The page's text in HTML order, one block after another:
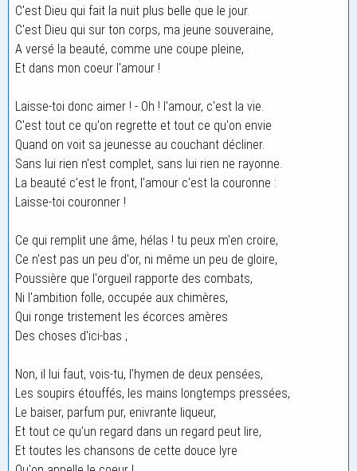
C'est Dieu qui fait la nuit plus belle que le jour.
C'est Dieu qui sur ton corps, ma jeune souveraine,
A versé la beauté, comme une coupe pleine,
Et dans mon coeur l'amour !
Laisse-toi donc aimer ! - Oh ! l'amour, c'est la vie.
C'est tout ce qu'on regrette et tout ce qu'on envie
Quand on voit sa jeunesse au couchant décliner.
Sans lui rien n'est complet, sans lui rien ne rayonne.
La beauté c'est le front, l'amour c'est la couronne :
Laisse-toi couronner !
Ce qui remplit une âme, hélas ! tu peux m'en croire,
Ce n'est pas un peu d'or, ni même un peu de gloire,
Poussière que l'orgueil rapporte des combats,
Ni l'ambition folle, occupée aux chimères,
Qui ronge tristement les écorces amères
Des choses d'ici-bas ;
Non, il lui faut, vois-tu, l'hymen de deux pensées,
Les soupirs étouffés, les mains longtemps pressées,
Le baiser, parfum pur, enivrante liqueur,
Et tout ce qu'un regard dans un regard peut lire,
Et toutes les chansons de cette douce lyre